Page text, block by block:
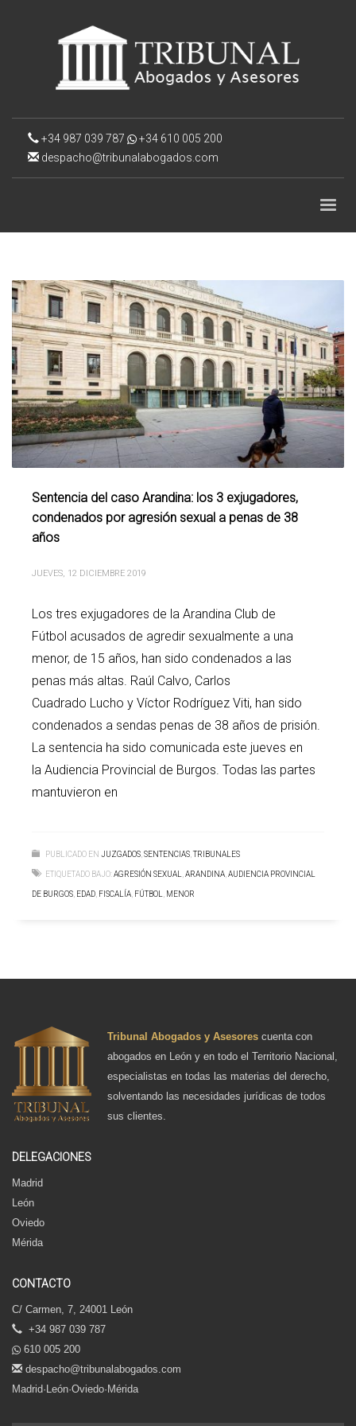
+34 987 039 787
+34 610 005 200
despacho@tribunalabogados.com
Sentencia del caso Arandina: los 3 exjugadores,
condenados por agresión sexual a penas de 38
años
JUEVES, 12 DICIEMBRE 2019
Los tres exjugadores de la Arandina Club de
Fútbol acusados de agredir sexualmente a una
menor, de 15 años, han sido condenados a las
penas más altas. Raúl Calvo, Carlos
Cuadrado Lucho y Víctor Rodríguez Viti, han sido
condenados a sendas penas de 38 años de prisión.
La sentencia ha sido comunicada este jueves en
la Audiencia Provincial de Burgos. Todas las partes
mantuvieron en
PUBLICADO EN JUZGADOS,SENTENCIAS,TRIBUNALES
ETIQUETADO BAJO:AGRESIÓN SEXUAL,ARANDINA,AUDIENCIA PROVINCIAL
DE BURGOS, EDAD, FISCALÍA, FÚTBOL, MENOR
Tribunal Abogados y Asesores cuenta con
abogados en León y en todo el Territorio Nacional,
especialistas en todas las materias del derecho,
solventando las necesidades jurídicas de todos
sus clientes.
DELEGACIONES
Madrid
León
Oviedo
Mérida
CONTACTO
C/ Carmen, 7, 24001 León
+34 987 039 787
610 005 200
despacho@tribunalabogados.com
Madrid·León·Oviedo·Mérida